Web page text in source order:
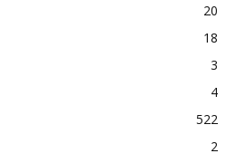
20
18
3
4
522
2